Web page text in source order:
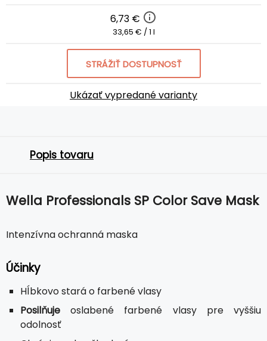
6,73 €
33,65 € / 1 l
STRÁŽIŤ DOSTUPNOSŤ
Ukázať vypredané varianty
Popis tovaru
Wella Professionals SP Color Save Mask
Intenzívna ochranná maska
Účinky
Hĺbkovo stará o farbené vlasy
Posilňuje oslabené farbené vlasy pre vyššiu
odolnosť